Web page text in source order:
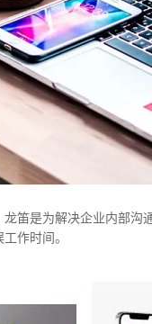
笛是为解决企业内部
作时间。